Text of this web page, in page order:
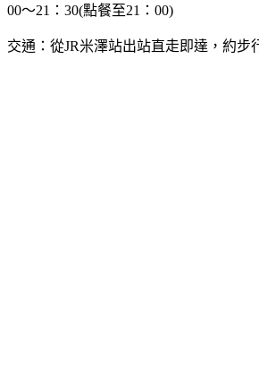
00～21：30(點餐至21：00)
交通：從JR米澤站出站直走即達，約步